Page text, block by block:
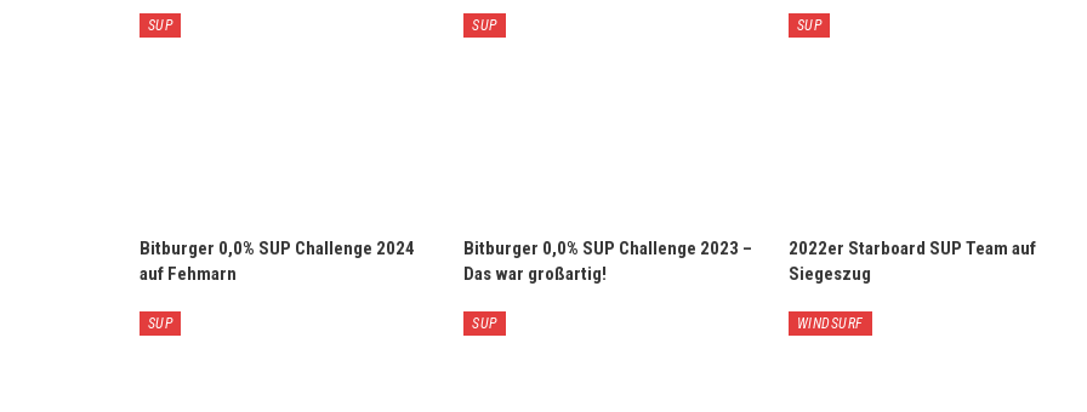
SUP
Bitburger 0,0% SUP Challenge 2024
auf Fehmarn
SUP
Bitburger 0,0% SUP Challenge 2023 –
Das war großartig!
SUP
2022er Starboard SUP Team auf
Siegeszug
SUP SUP WINDSURF